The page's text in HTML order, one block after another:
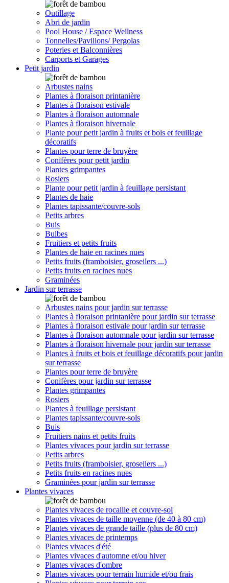
Outillage
Abri de jardin
Pool House / Espace Wellness
Tonnelles/Pavillons/ Pergolas
Poteries et Balconnières
Carports et Garages
Petit jardin
Arbustes nains
Plantes à floraison printanière
Plantes à floraison estivale
Plantes à floraison automnale
Plantes à floraison hivernale
Plante pour petit jardin à fruits et bois et feuillage
décoratifs
Plantes pour terre de bruyère
Conifères pour petit jardin
Plantes grimpantes
Rosiers
Plante pour petit jardin à feuillage persistant
Plantes de haie
Plantes tapissante/couvre-sols
Petits arbres
Buis
Bulbes
Fruitiers et petits fruits
Plantes de haie en racines nues
Petits fruits (framboisier, groseilers ...)
Petits fruits en racines nues
Graminées
Jardin sur terrasse
Arbustes nains pour jardin sur terrasse
Plantes à floraison printanière pour jardin sur terrasse
Plantes à floraison estivale pour jardin sur terrasse
Plantes à floraison automnale pour jardin sur terrasse
Plantes à floraison hivernale pour jardin sur terrasse
Plantes à fruits et bois et feuillage décoratifs pour jardin
sur terrasse
Plantes pour terre de bruyère
Conifères pour jardin sur terrasse
Plantes grimpantes
Rosiers
Plantes à feuillage persistant
Plantes tapissante/couvre-sols
Buis
Fruitiers nains et petits fruits
Plantes vivaces pour jardin sur terrasse
Petits arbres
Petits fruits (framboisier, groseilers ...)
Petits fruits en racines nues
Graminées pour jardin sur terrasse
Plantes vivaces
Plantes vivaces de rocaille et couvre-sol
Plantes vivaces de taille moyenne (de 40 à 80 cm)
Plantes vivaces de grande taille (plus de 80 cm)
Plantes vivaces de printemps
Plantes vivaces d'été
Plantes vivaces d'automne et/ou hiver
Plantes vivaces d'ombre
Plantes vivaces pour terrain humide et/ou frais